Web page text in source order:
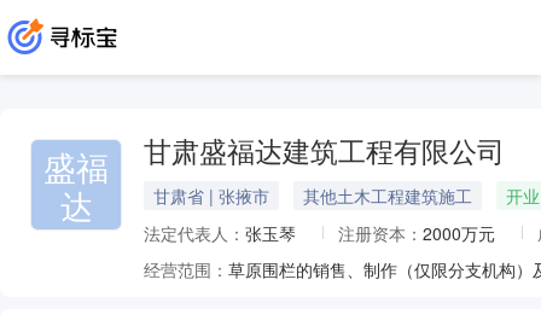
盛福
达
甘肃盛福达建筑工程有限公司
甘肃省 | 张掖市 其他土木工程建筑施工
开业
法定代表人： 张玉琴 注册资本： 2000万元
经营范围：